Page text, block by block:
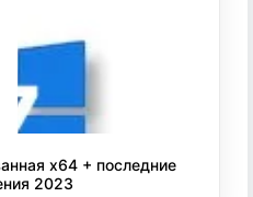
x64 + последние
2023